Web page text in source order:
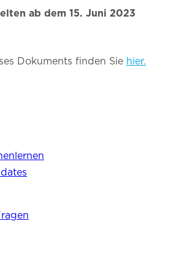
ab dem 15. Juni 2023
Dokuments finden Sie hier.